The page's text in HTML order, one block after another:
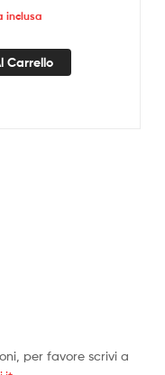
inclusa
Carrello
per favore scrivi a